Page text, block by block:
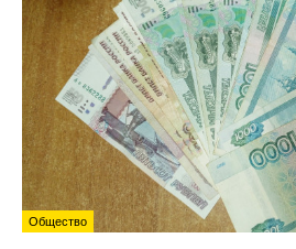
Общество